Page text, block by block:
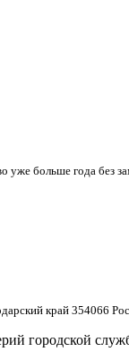
уже больше года без
край 354066
городской